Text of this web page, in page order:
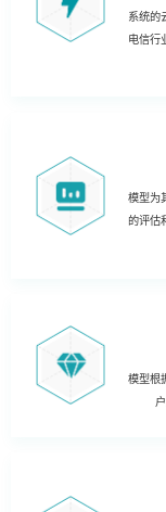
系统的
电信行
模型为
的评估
模型根